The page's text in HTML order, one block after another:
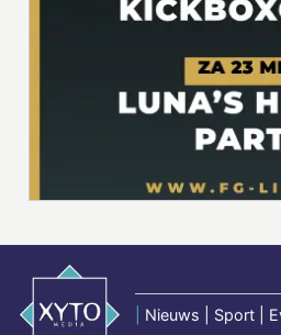
Nieuws | Sport |